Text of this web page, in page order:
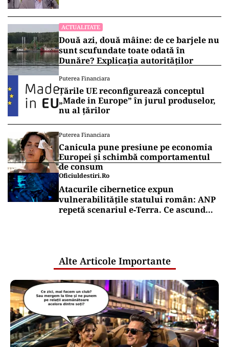
ACTUALITATE
Două azi, două mâine: de ce barjele nu
sunt scufundate toate odată în
Dunăre? Explicația autorităților
Puterea Financiara
Țările UE reconfigurează conceptul
„Made in Europe” în jurul produselor,
nu al țărilor
Puterea Financiara
Canicula pune presiune pe economia
Europei și schimbă comportamentul
de consum
Oficiuldestiri.ro
Atacurile cibernetice expun
vulnerabilitățile statului român: ANP
repetă scenariul e‑Terra. Ce ascund
Alte Articole Importante